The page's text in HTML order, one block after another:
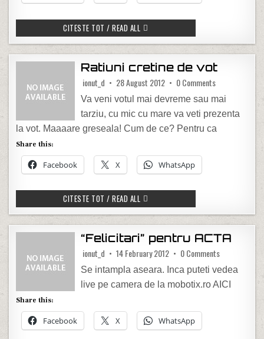
CITESTE TOT / READ ALL ASFALTARI DEGEABA
Ratiuni cretine de vot
ionut_d 28 August 2012 0 Commentson Ratiuni
Va veni votul mai devreme sau mai
tarziu, cu mic cu mare va veti prezenta
la vot. Maaaare greseala! Cum de ce? Pentru ca
Share this:
Facebook X WhatsApp
CITESTE TOT / READ ALL RATIUNI CRETINE DE VOT
“Felicitari” pentru ACTA
ionut_d 14 February 2012 0 Commentson
Se intampla aseara. Inca puteti vedea
live pe camera de la mobotix.ro AICI
Share this:
Facebook X WhatsApp